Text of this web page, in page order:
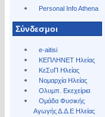
Personal Info Athena
Σύνδεσμοι
e-aitisi
ΚΕΠΛΗΝΕΤ Ηλείας
ΚεΣυΠ Ηλείας
Νομαρχία Ηλείας
Ολυμπ. Εκεχείρια
Ομάδα Φυσικής
Αγωγής Δ.Δ.Ε Ηλείας